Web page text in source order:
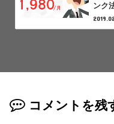
ンク
コメントを残